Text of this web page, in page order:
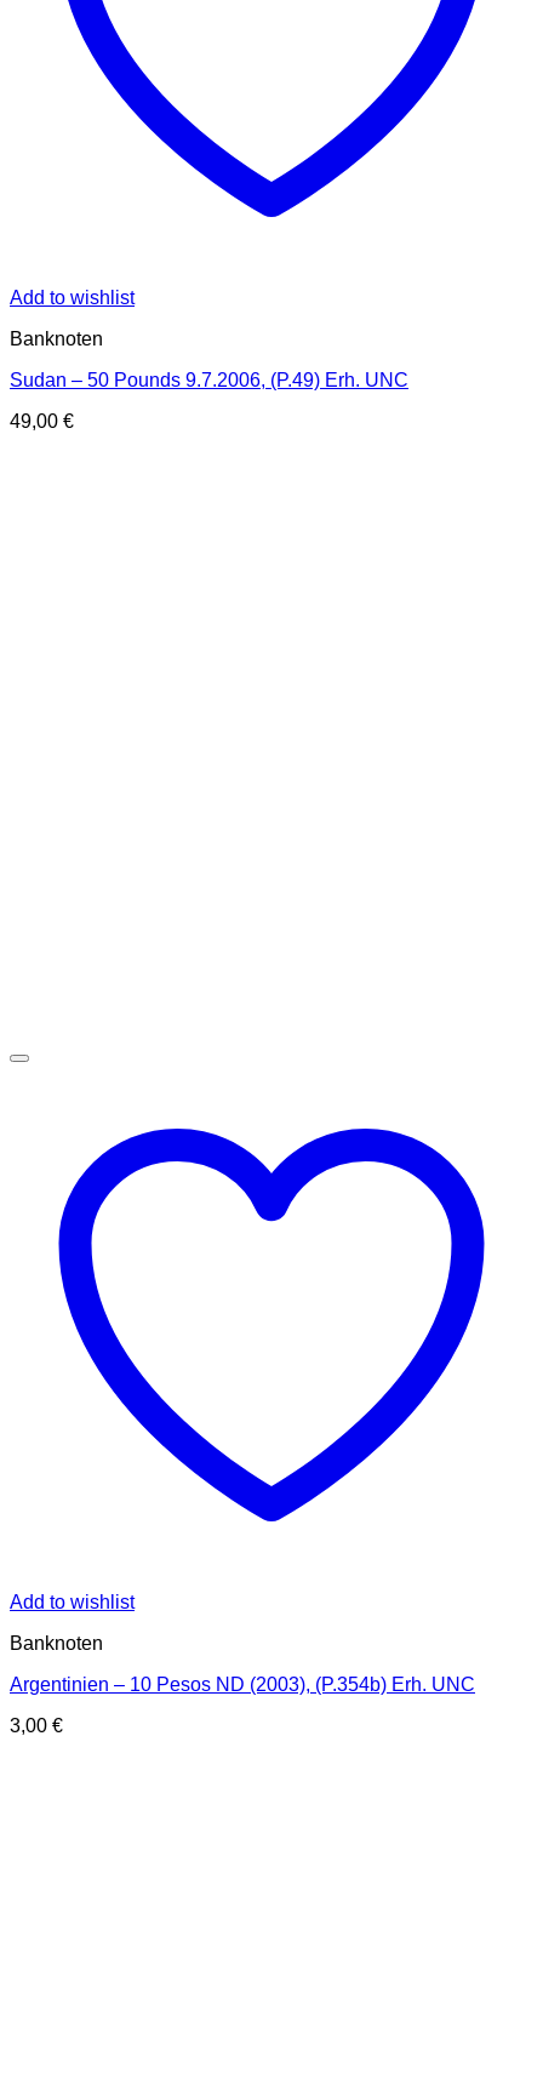
Add to wishlist
Banknoten
Sudan – 50 Pounds 9.7.2006, (P.49) Erh. UNC
49,00 €
Add to wishlist
Banknoten
Argentinien – 10 Pesos ND (2003), (P.354b) Erh. UNC
3,00 €